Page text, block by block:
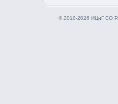
© 2010-2026 ИЦиГ СО